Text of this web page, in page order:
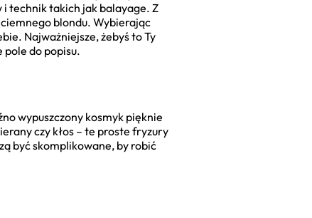
i technik takich jak balayage. Z
blondu. Wybierając
Najważniejsze, żebyś to Ty
do popisu.
wypuszczony kosmyk pięknie
czy kłos – te proste fryzury
być skomplikowane, by robić